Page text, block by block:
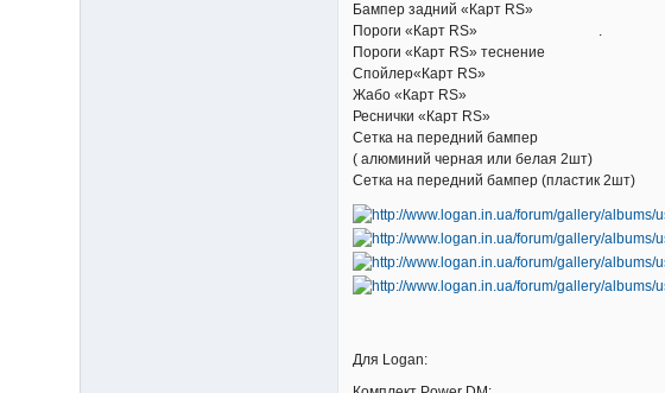
Бампер задний «Карт RS»
Пороги «Карт RS» .
Пороги «Карт RS» теснение
Спойлер«Карт RS»
Жабо «Карт RS»
Реснички «Карт RS»
Сетка на передний бампер
( алюминий черная или белая 2шт)
Сетка на передний бампер (пластик 2шт)
Для Logan: